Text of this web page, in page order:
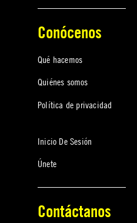
Conócenos
Qué hacemos
Quiénes somos
Política de privacidad
Inicio De Sesión
Únete
Contáctanos